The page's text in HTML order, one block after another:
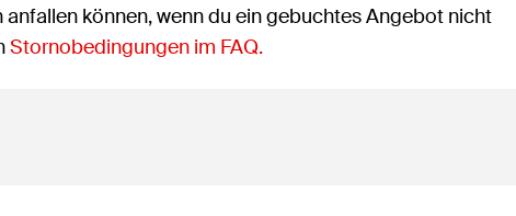
können, wenn du ein gebuchtes Angebot nicht
Stornobedingungen im FAQ.